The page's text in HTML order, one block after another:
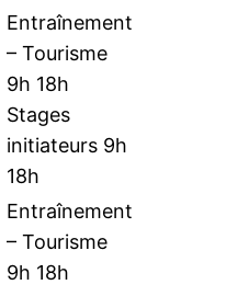
Entraînement
– Tourisme
9h 18h
Stages
initiateurs 9h
18h
Entraînement
– Tourisme
9h 18h